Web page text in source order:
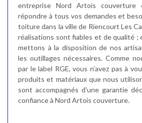
entreprise Nord Artois
répondre à tous vos demandes et
toiture dans la ville de Riencourt Les
réalisations sont fiables et de qualité ;
mettons à la disposition de nos
les outillages nécessaires. Comme
par le label RGE, vous n’avez pas à
produits et matériaux que nous
sont accompagnés d’une garantie
confiance à Nord Artois couverture.